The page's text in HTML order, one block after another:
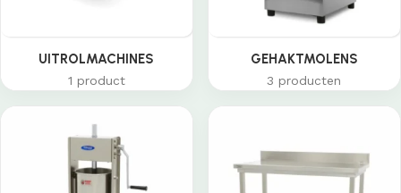
UITROLMACHINES
1 product
GEHAKTMOLENS
3 producten